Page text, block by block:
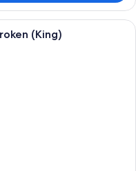
hotelkamer met een groot bed,
(King)